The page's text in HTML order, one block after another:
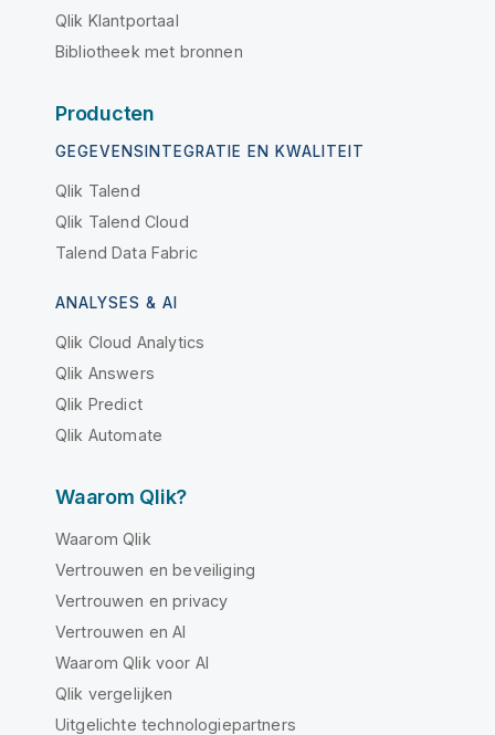
Qlik Klantportaal
Bibliotheek met bronnen
Producten
GEGEVENSINTEGRATIE EN KWALITEIT
Qlik Talend
Qlik Talend Cloud
Talend Data Fabric
ANALYSES & AI
Qlik Cloud Analytics
Qlik Answers
Qlik Predict
Qlik Automate
Waarom Qlik?
Waarom Qlik
Vertrouwen en beveiliging
Vertrouwen en privacy
Vertrouwen en AI
Waarom Qlik voor AI
Qlik vergelijken
Uitgelichte technologiepartners